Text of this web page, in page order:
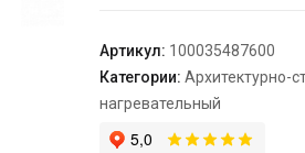
Артикул: 100035487600
Категории: Архитектурно-
нагревательный